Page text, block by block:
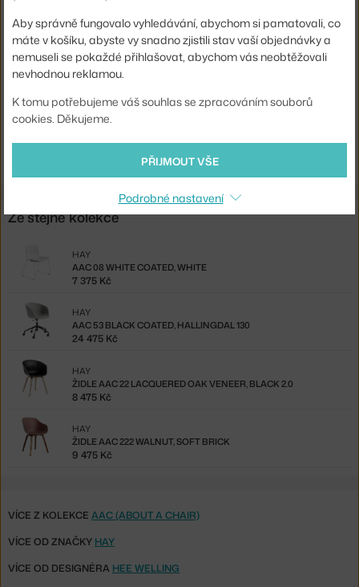
Materiál:
textilní potah, lakovaný hliník
Sedák:
čalouněný
Podnož:
kov, s kolečky
Kód produktu
HAY-AA228-A001-AA01-01CK
Ste zo Slovenska? Prejdite na
Shopping from the EU? Switch to AAC 25 Alu, Remix 123
Ze stejné kolekce
AAC 08 WHITE COATED, WHITE
HAY
7 375 Kč
AAC 53 BLACK COATED, HALLINGDAL 130
HAY
24 475 Kč
ŽIDLE AAC 22 LACQUERED OAK VENEER, BLACK 2.0
HAY
8 475 Kč
ŽIDLE AAC 222 WALNUT, SOFT BRICK
HAY
9 475 Kč
VÍCE Z KOLEKCE AAC (ABOUT A CHAIR)
VÍCE OD ZNAČKY HAY
VÍCE OD DESIGNÉRA HEE WELLING
Aby správně fungovalo vyhledávání, abychom si pamatovali, co
máte v košíku, abyste vy snadno zjistili stav vaší objednávky a
nemuseli se pokaždé přihlašovat, abychom vás neobtěžovali
nevhodnou reklamou.
K tomu potřebujeme váš souhlas se zpracováním souborů
cookies. Děkujeme.
PŘIJMOUT VŠE
Podrobné nastavení